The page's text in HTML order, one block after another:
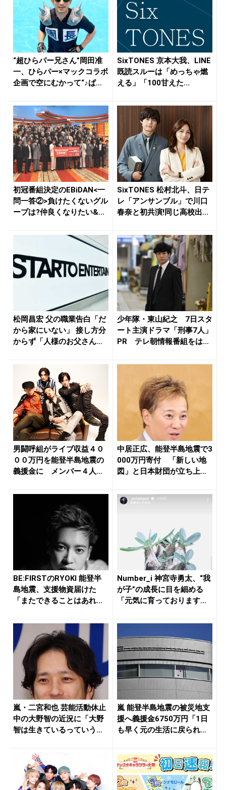
“超ひらパー兄さん”岡田准
一、ひらパー×マックコラボ
企画で空にむかって“♪ぱっ
SixTONES 京本大我、LINE
既読スルーは「めっちゃ燃
える」「100甘えた...
初冠番組決定のEBiDAN<一
問一答②>負けたくないグル
ープは?仲良くなりたい&...
SixTONES 松村北斗、日テ
レ「アンサンブル」で川口
春奈と初共演!同じ高校出...
松岡昌宏 父の職業告白「だ
から家にいない」 接し方分
からず「人様のお父さんが
少年隊・東山紀之 7日スタ
ート主演ドラマ「刑事7人」
PR テレ朝情報番組をはし
男闘呼組がライブ収益４０
００万円を能登半島地震の
義援金に メンバー４人
中居正広、能登半島地震で3
000万円寄付 「新しい地
図」と日本財団が立ち上げ
BE:FIRSTのRYOKI 能登半
島地震、支援物資届けた
「またできることはあれ...
Number_i 神宮寺勇太、“我
が子”の成長に目を細める
「元気に育っております...
嵐・二宮和也 芸能活動休止
中の大野智の近況に「大野
智は生きているっていうの
嵐 能登半島地震の被災地支
援へ義援金6750万円「1日
も早く元の生活に戻られる